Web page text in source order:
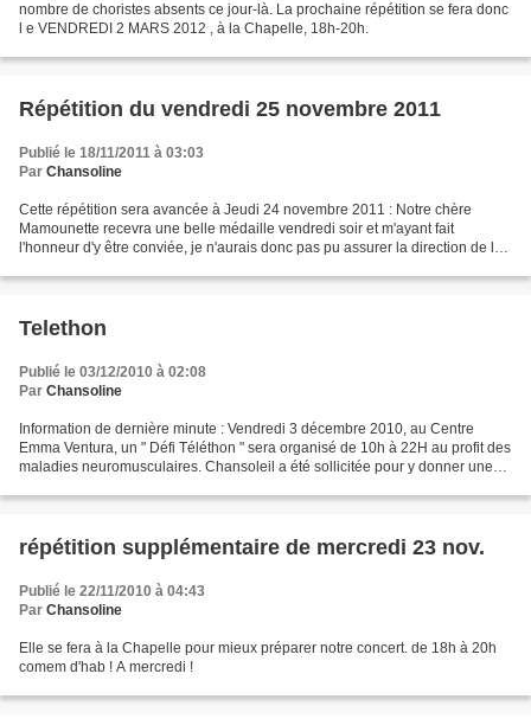
nombre de choristes absents ce jour-là. La prochaine répétition se fera donc
l e VENDREDI 2 MARS 2012 , à la Chapelle, 18h-20h.
Répétition du vendredi 25 novembre 2011
Publié le 18/11/2011 à 03:03
Par Chansoline
Cette répétition sera avancée à Jeudi 24 novembre 2011 : Notre chère
Mamounette recevra une belle médaille vendredi soir et m'ayant fait
l'honneur d'y être conviée, je n'aurais donc pas pu assurer la direction de la
Telethon
Publié le 03/12/2010 à 02:08
Par Chansoline
Information de dernière minute : Vendredi 3 décembre 2010, au Centre
Emma Ventura, un " Défi Téléthon " sera organisé de 10h à 22H au profit des
maladies neuromusculaires. Chansoleil a été sollicitée pour y donner une
répétition supplémentaire de mercredi 23 nov.
Publié le 22/11/2010 à 04:43
Par Chansoline
Elle se fera à la Chapelle pour mieux préparer notre concert. de 18h à 20h
comem d'hab ! A mercredi !